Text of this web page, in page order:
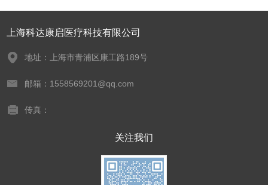
上海科达康启医疗科技有限公司
地址：上海市青浦区康工路189号
邮箱：1558569201@qq.com
传真：
关注我们